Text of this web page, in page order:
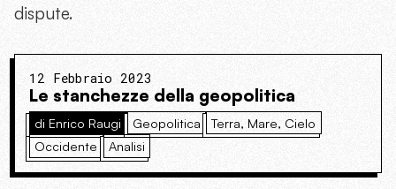
dispute.
12 Febbraio 2023
Le stanchezze della geopolitica
di Enrico Raugi Geopolitica
Terra, Mare, Cielo
Occidente
Analisi